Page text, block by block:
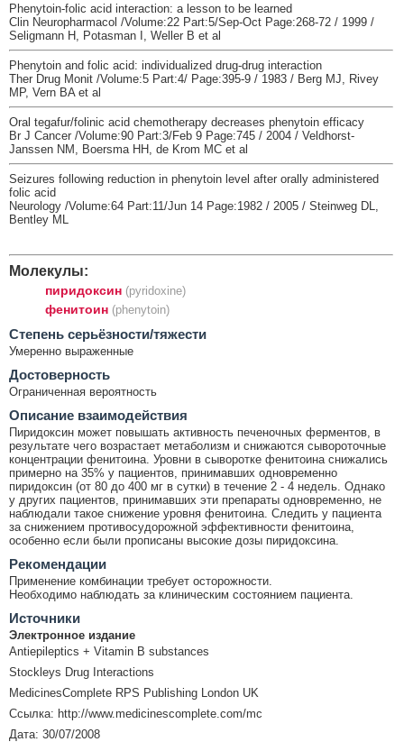
Phenytoin-folic acid interaction: a lesson to be learned
Clin Neuropharmacol /Volume:22 Part:5/Sep-Oct Page:268-72 / 1999 /
Seligmann H, Potasman I, Weller B et al
Phenytoin and folic acid: individualized drug-drug interaction
Ther Drug Monit /Volume:5 Part:4/ Page:395-9 / 1983 / Berg MJ, Rivey
MP, Vern BA et al
Oral tegafur/folinic acid chemotherapy decreases phenytoin efficacy
Br J Cancer /Volume:90 Part:3/Feb 9 Page:745 / 2004 / Veldhorst-
Janssen NM, Boersma HH, de Krom MC et al
Seizures following reduction in phenytoin level after orally administered
folic acid
Neurology /Volume:64 Part:11/Jun 14 Page:1982 / 2005 / Steinweg DL,
Bentley ML
Молекулы:
пиридоксин (pyridoxine)
фенитоин (phenytoin)
Cтепень серьёзности/тяжести
Умеренно выраженные
Достоверность
Ограниченная вероятность
Описание взаимодействия
Пиридоксин может повышать активность печеночных ферментов, в
результате чего возрастает метаболизм и снижаются сывороточные
концентрации фенитоина. Уровни в сыворотке фенитоина снижались
примерно на 35% у пациентов, принимавших одновременно
пиридоксин (от 80 до 400 мг в сутки) в течение 2 - 4 недель. Однако
у других пациентов, принимавших эти препараты одновременно, не
наблюдали такое снижение уровня фенитоина. Следить у пациента
за снижением противосудорожной эффективности фенитоина,
особенно если были прописаны высокие дозы пиридоксина.
Рекомендации
Применение комбинации требует осторожности.
Необходимо наблюдать за клиническим состоянием пациента.
Источники
Электронное издание
Antiepileptics + Vitamin B substances
Stockleys Drug Interactions
MedicinesComplete RPS Publishing London UK
Ссылка: http://www.medicinescomplete.com/mc
Дата: 30/07/2008